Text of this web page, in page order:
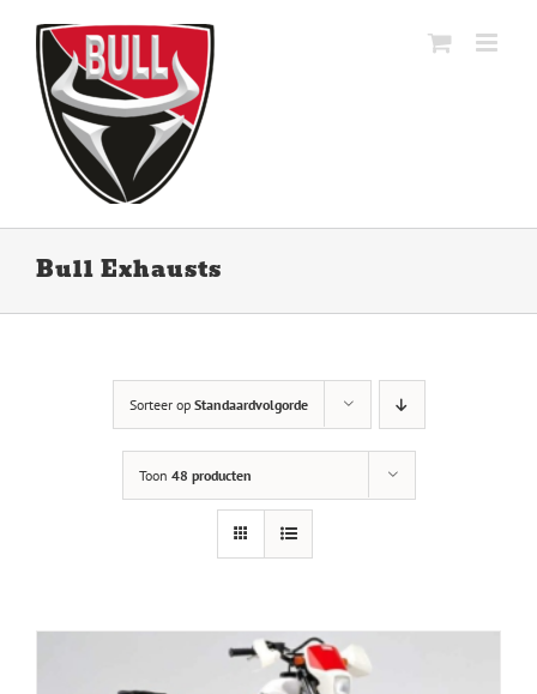
inhoud
Bull Exhausts
Sorteer op Standaardvolgorde
Toon 48 producten